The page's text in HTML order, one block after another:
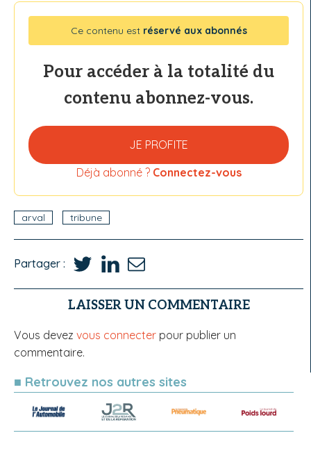
Ce contenu est réservé aux abonnés
Pour accéder à la totalité du
contenu abonnez-vous.
JE PROFITE
Déjà abonné ? Connectez-vous
arval tribune
Partager :
LAISSER UN COMMENTAIRE
Vous devez vous connecter pour publier un
commentaire.
■ Retrouvez nos autres sites